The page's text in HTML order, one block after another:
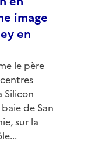
image
en
le père
Silicon
de San
sur la